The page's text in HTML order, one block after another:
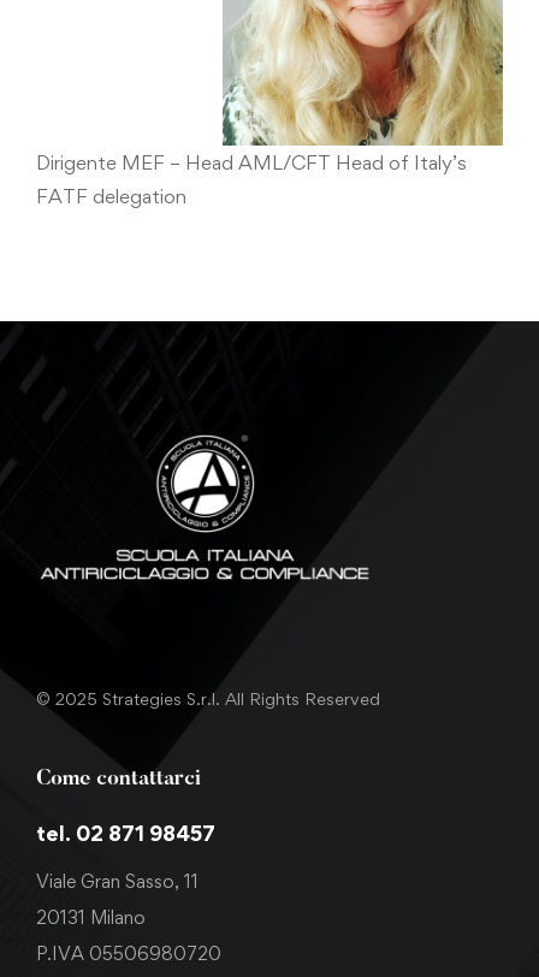
Dirigente MEF – Head AML/CFT Head of Italy’s
FATF delegation
© 2025 Strategies S.r.l. All Rights Reserved
Come contattarci
tel. 02 871 98457
Viale Gran Sasso, 11
20131 Milano
P.IVA 05506980720